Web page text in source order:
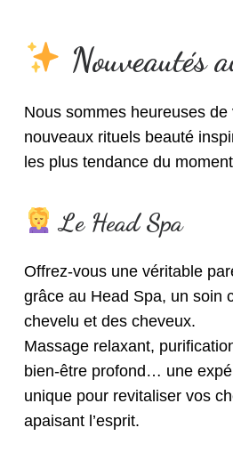
Nouveautés
Nous sommes heureuses
nouveaux rituels beauté
les plus tendance du
Le Head Spa
Offrez-vous une véritable
grâce au Head Spa, un soin
chevelu et des cheveux.
Massage relaxant,
bien-être profond… une
unique pour revitaliser vos
apaisant l’esprit.